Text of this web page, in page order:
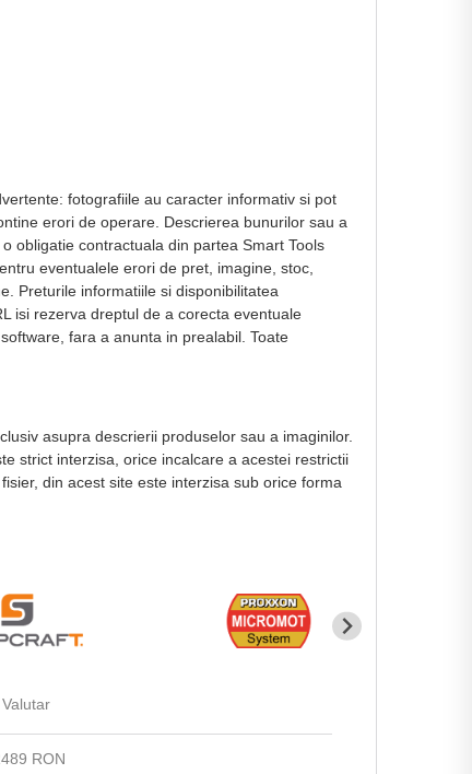
fotografiile au caracter informativ si pot
erori de operare. Descrierea bunurilor sau a
obligatie contractuala din partea Smart Tools
eventualele erori de pret, imagine, stoc,
Preturile informatiile si disponibilitatea
isi rezerva dreptul de a corecta eventuale
fara a anunta in prealabil. Toate
asupra descrierii produselor sau a imaginilor.
strict interzisa, orice incalcare a acestei restrictii
din acest site este interzisa sub orice forma
RON